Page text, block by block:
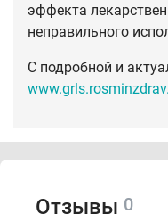
эффекта
неправильного
С подробной и
Отзывы 0